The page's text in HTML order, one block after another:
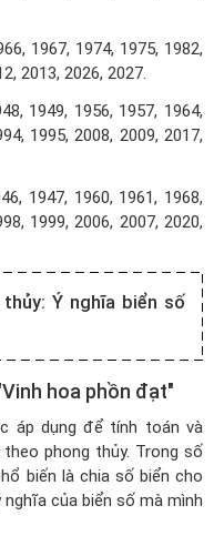
1967, 1974, 1975, 1982,
2013, 2026, 2027.
1949, 1956, 1957, 1964,
1995, 2008, 2009, 2017,
1947, 1960, 1961, 1968,
1999, 2006, 2007, 2020,
Ý nghĩa biển số
hoa phồn đạt"
áp dụng để tính toán và
phong thủy. Trong số
biến là chia số biển cho
nghĩa của biển số mà mình